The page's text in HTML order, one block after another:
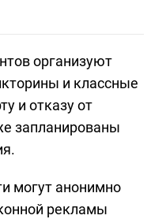
организуют
и классные
и отказу от
запланированы
могут анонимно
рекламы